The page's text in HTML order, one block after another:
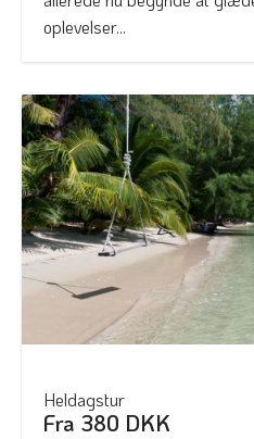
oplevelser...
Heldagstur
Fra 380 DKK